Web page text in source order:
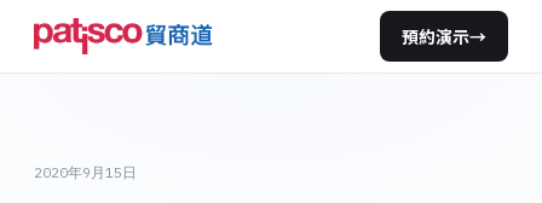
預約演示→
2020年9月15日